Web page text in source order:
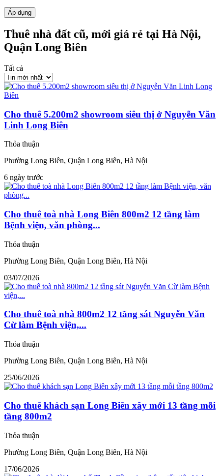
Áp dụng
Thuê nhà đất cũ, mới giá rẻ tại Hà Nội,
Quận Long Biên
Tất cả
Cho thuê 5.200m2 showroom siêu thị ở Nguyễn Văn
Linh Long Biên
Thỏa thuận
Phường Long Biên, Quận Long Biên, Hà Nội
6 ngày trước
Cho thuê toà nhà Long Biên 800m2 12 tầng làm
Bệnh viện, văn phòng...
Thỏa thuận
Phường Long Biên, Quận Long Biên, Hà Nội
03/07/2026
Cho thuê toà nhà 800m2 12 tầng sát Nguyễn Văn
Cừ làm Bệnh viện,...
Thỏa thuận
Phường Long Biên, Quận Long Biên, Hà Nội
25/06/2026
Cho thuê khách sạn Long Biên xây mới 13 tầng mỗi
tầng 800m2
Thỏa thuận
Phường Long Biên, Quận Long Biên, Hà Nội
17/06/2026